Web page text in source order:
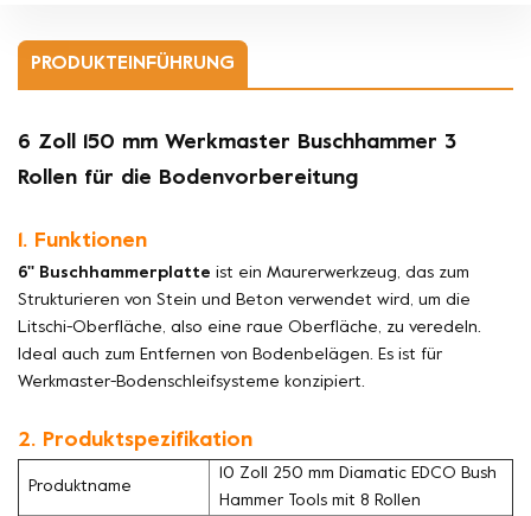
PRODUKTEINFÜHRUNG
6 Zoll 150 mm Werkmaster Buschhammer 3
Rollen für die Bodenvorbereitung
1. Funktionen
6'' Buschhammerplatte ist ein Maurerwerkzeug, das zum
Strukturieren von Stein und Beton verwendet wird, um die
Litschi-Oberfläche, also eine raue Oberfläche, zu veredeln.
Ideal auch zum Entfernen von Bodenbelägen. Es ist für
Werkmaster-Bodenschleifsysteme konzipiert.
2. Produktspezifikation
Produktname
10 Zoll 250 mm Diamatic EDCO Bush
Hammer Tools mit 8 Rollen